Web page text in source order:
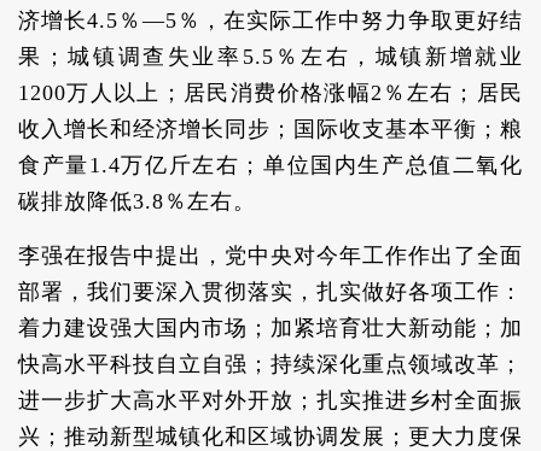
济增长4.5％—5％，在实际工作中努力争取更好结
果；城镇调查失业率5.5％左右，城镇新增就业
1200万人以上；居民消费价格涨幅2％左右；居民
收入增长和经济增长同步；国际收支基本平衡；粮
食产量1.4万亿斤左右；单位国内生产总值二氧化
碳排放降低3.8％左右。
李强在报告中提出，党中央对今年工作作出了全面
部署，我们要深入贯彻落实，扎实做好各项工作：
着力建设强大国内市场；加紧培育壮大新动能；加
快高水平科技自立自强；持续深化重点领域改革；
进一步扩大高水平对外开放；扎实推进乡村全面振
兴；推动新型城镇化和区域协调发展；更大力度保